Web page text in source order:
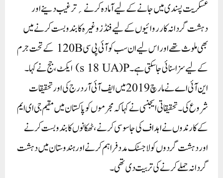
عسکریت پسندی میں جانے کے لیے آمادہ کرنے ؍ ترغیب دینے اور
دہشت گردانہ کارروائیوں کے لیے فنڈز وغیرہ کا بندوبست کرنے میں
بھی ملوث تھے اور اس لیے ان سب کو آئی پی سی 120B کے تحت جرم
کے لیے سزا سنائی جا سکتی ہے۔s 18 UA)P) ایکٹ، جج نے کہا۔
این آئی اے نے مارچ 2019 میں ایف آئی آر درج کی اور تحقیقات
شروع کی۔تحقیقاتی ایجنسی نے کہا کہ مجرموں کو پاکستان میں مقیم جی ای ایم
کے کارندوں نے اہداف کی جاسوسی کرنے، ٹھکانوں کا بندوبست کرنے
اور دہشت گردوں کو لاجسٹک مدد فراہم کرنے اور ہندوستان میں دہشت
گردانہ حملے کرنے کی تربیت دی تھی۔